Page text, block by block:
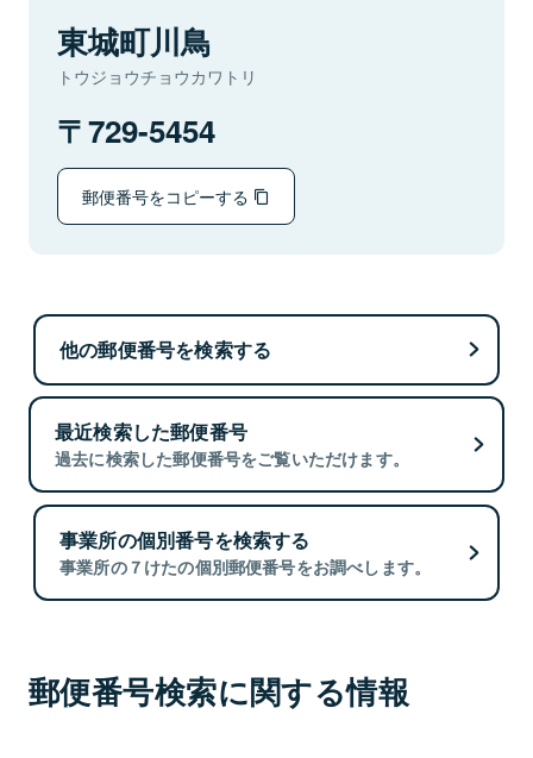
東城町川鳥
トウジョウチョウカワトリ
729-5454
郵便番号をコピーする
他の郵便番号を検索する
最近検索した郵便番号
過去に検索した郵便番号をご覧いただけます。
事業所の個別番号を検索する
事業所の７けたの個別郵便番号をお調べします。
郵便番号検索に関する情報